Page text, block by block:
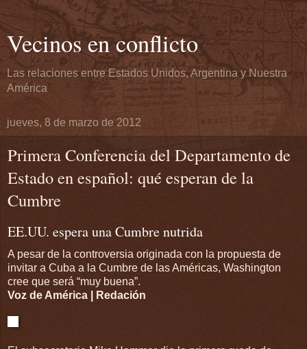
Vecinos en conflicto
Las relaciones entre Estados Unidos, Argentina y Nuestra
América
jueves, 8 de marzo de 2012
Primera Conferencia del Departamento de
Estado en español: qué esperan de la
Cumbre
EE.UU. espera una Cumbre nutrida
A pesar de la controversia originada con la propuesta de
invitar a Cuba a la Cumbre de las Américas, Washington
cree que será “muy buena”.
Voz de América
| Redación